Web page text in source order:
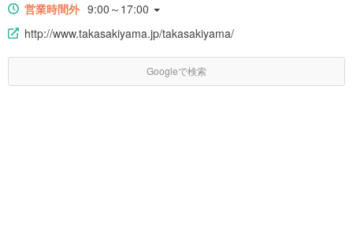
営業時間外 9:00～17:00
http://www.takasakiyama.jp/takasakiyama/
Googleで検索